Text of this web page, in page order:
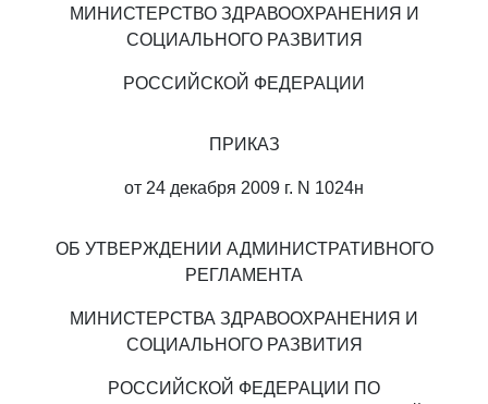
МИНИСТЕРСТВО ЗДРАВООХРАНЕНИЯ И
СОЦИАЛЬНОГО РАЗВИТИЯ
РОССИЙСКОЙ ФЕДЕРАЦИИ
ПРИКАЗ
от 24 декабря 2009 г. N 1024н
ОБ УТВЕРЖДЕНИИ АДМИНИСТРАТИВНОГО
РЕГЛАМЕНТА
МИНИСТЕРСТВА ЗДРАВООХРАНЕНИЯ И
СОЦИАЛЬНОГО РАЗВИТИЯ
РОССИЙСКОЙ ФЕДЕРАЦИИ ПО